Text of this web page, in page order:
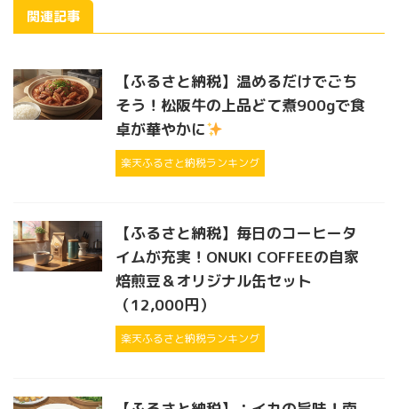
関連記事
【ふるさと納税】温めるだけでごち
そう！松阪牛の上品どて煮900gで食
卓が華やかに
楽天ふるさと納税ランキング
【ふるさと納税】毎日のコーヒータ
イムが充実！ONUKI COFFEEの自家
焙煎豆＆オリジナル缶セット
（12,000円）
楽天ふるさと納税ランキング